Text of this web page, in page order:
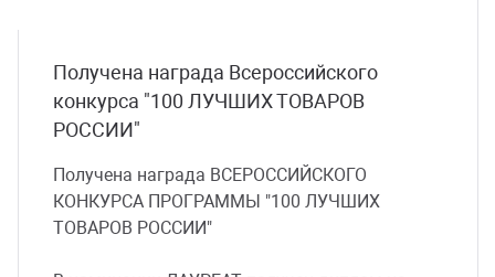
Получена награда Всероссийского
конкурса "100 ЛУЧШИХ ТОВАРОВ
РОССИИ"
Получена награда ВСЕРОССИЙСКОГО
КОНКУРСА ПРОГРАММЫ "100 ЛУЧШИХ
ТОВАРОВ РОССИИ"